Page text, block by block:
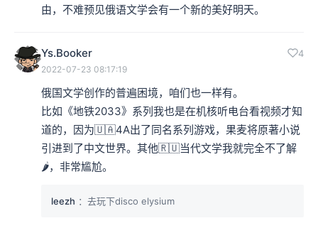
由，不难预见俄语文学会有一个新的美好明天。
Ys.Booker 4
2022-07-23 08:17:19
俄国文学创作的普遍困境，咱们也一样有。
比如《地铁2033》系列我也是在机核听电台看视频才知
道的，因为🇺🇦4A出了同名系列游戏，果麦将原著小说
引进到了中文世界。其他🇷🇺当代文学我就完全不了解
🌶️，非常尴尬。
leezh ：去玩下disco elysium